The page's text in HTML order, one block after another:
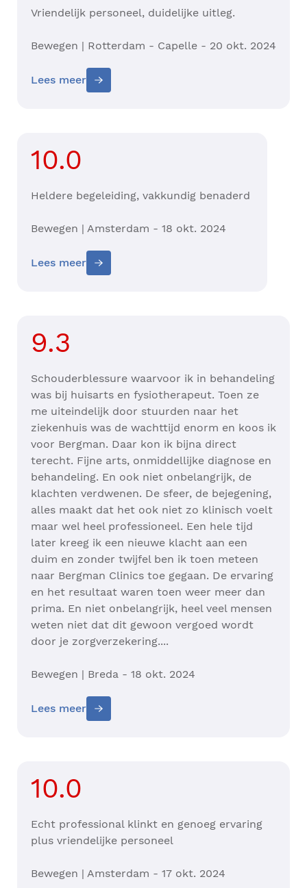
Vriendelijk personeel, duidelijke uitleg.
Bewegen | Rotterdam - Capelle - 20 okt. 2024
Lees meer
10.0
Heldere begeleiding, vakkundig benaderd
Bewegen | Amsterdam - 18 okt. 2024
Lees meer
9.3
Schouderblessure waarvoor ik in behandeling
was bij huisarts en fysiotherapeut. Toen ze
me uiteindelijk door stuurden naar het
ziekenhuis was de wachttijd enorm en koos ik
voor Bergman. Daar kon ik bijna direct
terecht. Fijne arts, onmiddellijke diagnose en
behandeling. En ook niet onbelangrijk, de
klachten verdwenen. De sfeer, de bejegening,
alles maakt dat het ook niet zo klinisch voelt
maar wel heel professioneel. Een hele tijd
later kreeg ik een nieuwe klacht aan een
duim en zonder twijfel ben ik toen meteen
naar Bergman Clinics toe gegaan. De ervaring
en het resultaat waren toen weer meer dan
prima. En niet onbelangrijk, heel veel mensen
weten niet dat dit gewoon vergoed wordt
door je zorgverzekering....
Bewegen | Breda - 18 okt. 2024
Lees meer
10.0
Echt professional klinkt en genoeg ervaring
plus vriendelijke personeel
Bewegen | Amsterdam - 17 okt. 2024